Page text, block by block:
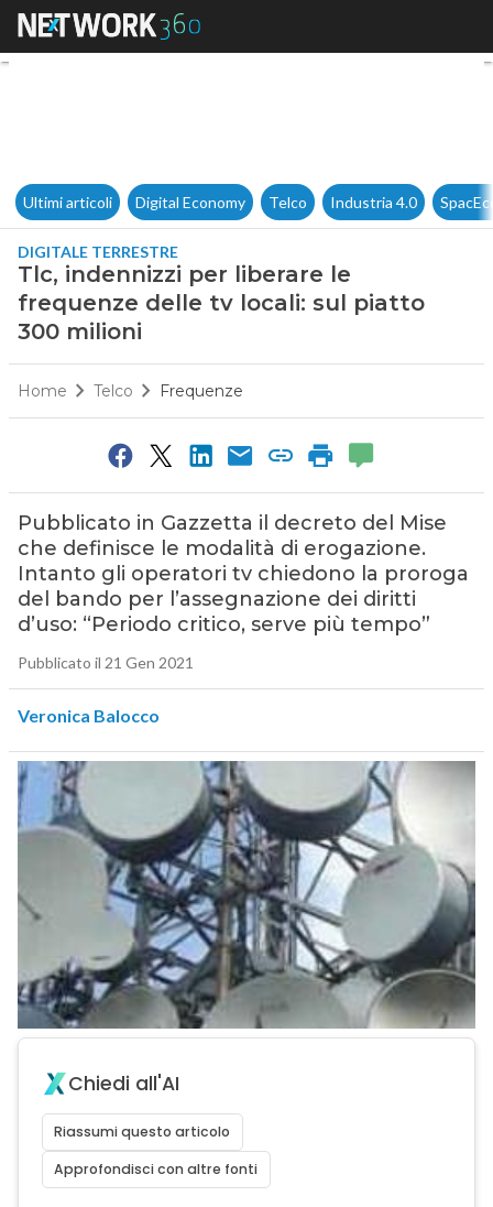
Tlc, indennizzi per liberare
Ultimi articoli Digital Economy Telco Industria 4.0
DIGITALE TERRESTRE
Tlc, indennizzi per liberare le
frequenze delle tv locali: sul piatto
300 milioni
Home Telco Frequenze
Pubblicato in Gazzetta il decreto del Mise
che definisce le modalità di erogazione.
Intanto gli operatori tv chiedono la proroga
del bando per l’assegnazione dei diritti
d’uso: “Periodo critico, serve più tempo”
Pubblicato il 21 Gen 2021
Veronica Balocco
Chiedi all'AI
Riassumi questo articolo
Approfondisci con altre fonti